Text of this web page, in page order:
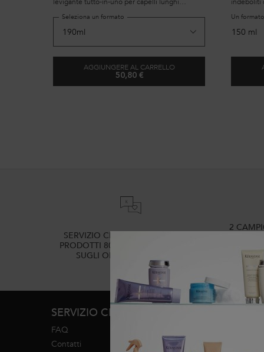
Seleziona un formato
AGGIUNGERE AL CARRELLO
50,80 €
Un
150 ml
SERVIZIO CLIENTI: DOMANDE SUI
PRODOTTI 800 3356 76 / DOMANDE
SUGLI ORDINI 0281 4800 67
2
Navigazione footer
SERVIZIO CLIENTI
FAQ
Contatti
Trova un salone